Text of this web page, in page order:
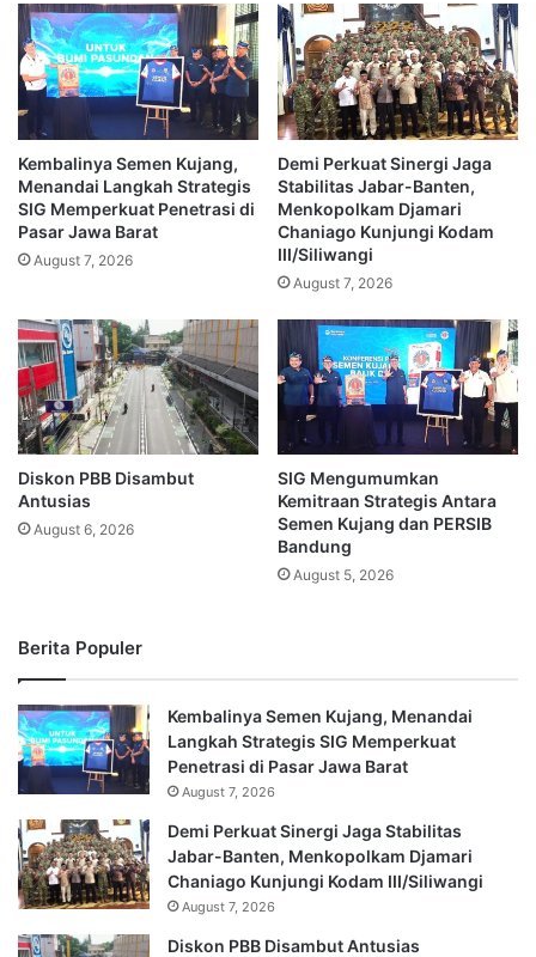
Kembalinya Semen Kujang,
Menandai Langkah Strategis
SIG Memperkuat Penetrasi di
Pasar Jawa Barat
August 7, 2026
Demi Perkuat Sinergi Jaga
Stabilitas Jabar-Banten,
Menkopolkam Djamari
Chaniago Kunjungi Kodam
III/Siliwangi
August 7, 2026
Diskon PBB Disambut
Antusias
August 6, 2026
SIG Mengumumkan
Kemitraan Strategis Antara
Semen Kujang dan PERSIB
Bandung
August 5, 2026
Berita Populer
Kembalinya Semen Kujang, Menandai
Langkah Strategis SIG Memperkuat
Penetrasi di Pasar Jawa Barat
August 7, 2026
Demi Perkuat Sinergi Jaga Stabilitas
Jabar-Banten, Menkopolkam Djamari
Chaniago Kunjungi Kodam III/Siliwangi
August 7, 2026
Diskon PBB Disambut Antusias